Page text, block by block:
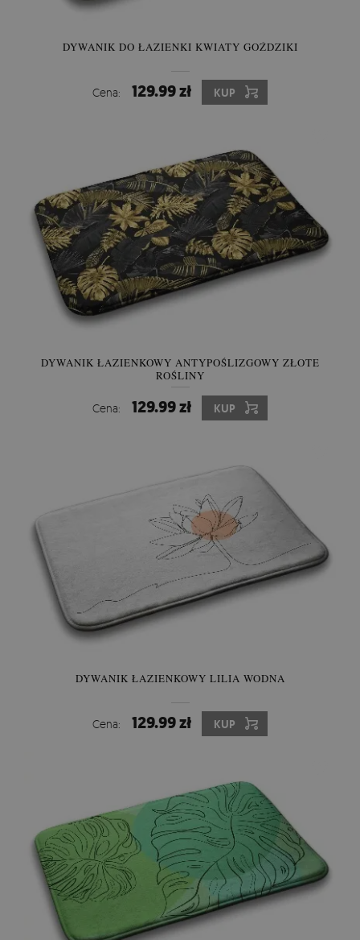
DYWANIK DO ŁAZIENKI KWIATY GOŹDZIKI
Cena: 129.99 zł KUP
DYWANIK ŁAZIENKOWY ANTYPOŚLIZGOWY ZŁOTE
ROŚLINY
Cena: 129.99 zł KUP
DYWANIK ŁAZIENKOWY LILIA WODNA
Cena: 129.99 zł KUP